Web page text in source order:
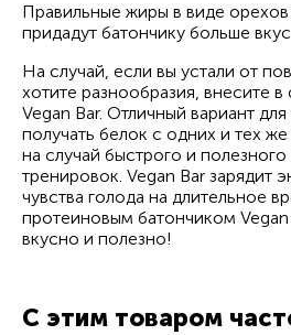
Правильные жиры в виде орехов
придадут батончику больше
На случай, если вы устали от
хотите разнообразия, внесите
Vegan Bar. Отличный вариант для
получать белок с одних и тех
на случай быстрого и
тренировок. Vegan Bar зарядит
чувства голода на длительное
протеиновым батончиком
вкусно и полезно!
С этим товаром